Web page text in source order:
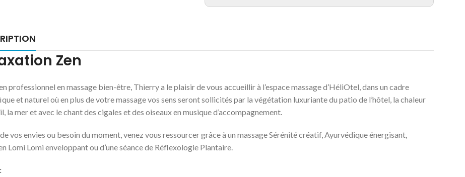
Zen
professionnel en massage bien-être, Thierry a le plaisir de vous accueillir à l’espace massage d’HéliOtel, dans un cadre
et naturel où en plus de votre massage vos sens seront sollicités par la végétation luxuriante du patio de l’hôtel, la chaleur
la mer et avec le chant des cigales et des oiseaux en musique d’accompagnement.
vos envies ou besoin du moment, venez vous ressourcer grâce à un massage Sérénité créatif, Ayurvédique énergisant,
Lomi Lomi enveloppant ou d’une séance de Réflexologie Plantaire.